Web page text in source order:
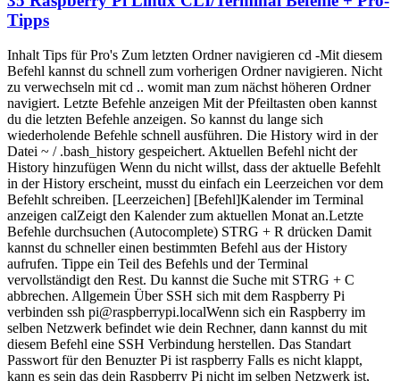
Tipps
Inhalt Tips für Pro's Zum letzten Ordner navigieren cd -Mit diesem
Befehl kannst du schnell zum vorherigen Ordner navigieren. Nicht
zu verwechseln mit cd .. womit man zum nächst höheren Ordner
navigiert. Letzte Befehle anzeigen Mit der Pfeiltasten oben kannst
du die letzten Befehle anzeigen. So kannst du lange sich
wiederholende Befehle schnell ausführen. Die History wird in der
Datei ~ / .bash_history gespeichert. Aktuellen Befehl nicht der
History hinzufügen Wenn du nicht willst, dass der aktuelle Befehlt
in der History erscheint, musst du einfach ein Leerzeichen vor dem
Befehlt schreiben. [Leerzeichen] [Befehl]Kalender im Terminal
anzeigen calZeigt den Kalender zum aktuellen Monat an.Letzte
Befehle durchsuchen (Autocomplete) STRG + R drücken Damit
kannst du schneller einen bestimmten Befehl aus der History
aufrufen. Tippe ein Teil des Befehls und der Terminal
vervollständigt den Rest. Du kannst die Suche mit STRG + C
abbrechen. Allgemein Über SSH sich mit dem Raspberry Pi
verbinden ssh pi@raspberrypi.localWenn sich ein Raspberry im
selben Netzwerk befindet wie dein Rechner, dann kannst du mit
diesem Befehl eine SSH Verbindung herstellen. Das Standart
Passwort für den Benuzter Pi ist raspberry Falls es nicht klappt,
kann es sein das dein Raspberry Pi nicht im selben Netzwerk ist,